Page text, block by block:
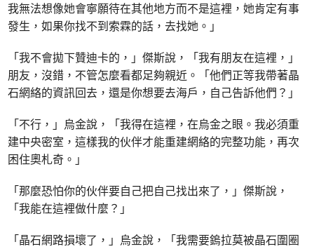
我無法想像她會寧願待在其他地方而不是這裡，她肯定有事
發生，如果你找不到索霖的話，去找她。」
「我不會拋下贊迪卡的，」傑斯說，「我有朋友在這裡，」
朋友，沒錯，不管怎麼看都足夠親近。「他們正等我帶著晶
石網絡的資訊回去，還是你想要去海戶，自己告訴他們？」
「不行，」烏金說，「我得在這裡，在烏金之眼。我必須重
建中央密室，這樣我的伙伴才能重建網絡的完整功能，再次
困住奧札奇。」
「那麼恐怕你的伙伴要自己把自己找出來了，」傑斯說，
「我能在這裡做什麼？」
「晶石網路損壞了，」烏金說，「我需要鎢拉莫被晶石圍圈